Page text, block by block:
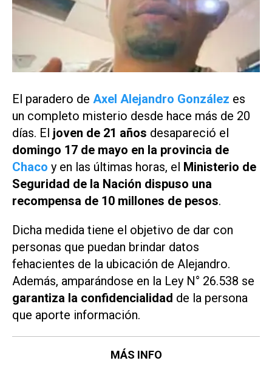
El paradero de Axel Alejandro González es
un completo misterio desde hace más de 20
días. El joven de 21 años desapareció el
domingo 17 de mayo en la provincia de
Chaco y en las últimas horas, el Ministerio de
Seguridad de la Nación dispuso una
recompensa de 10 millones de pesos.
Dicha medida tiene el objetivo de dar con
personas que puedan brindar datos
fehacientes de la ubicación de Alejandro.
Además, amparándose en la Ley N° 26.538 se
garantiza la confidencialidad de la persona
que aporte información.
MÁS INFO